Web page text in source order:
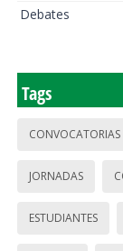
Debates
Tags
CONVOCATORIAS
JORNADAS
ESTUDIANTES